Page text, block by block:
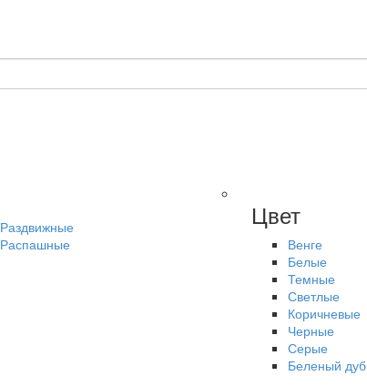
Раздвижные
Распашные
Цвет
Венге
Белые
Темные
Светлые
Коричневые
Черные
Серые
Беленый дуб